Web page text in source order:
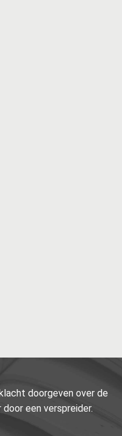
doorgeven over de
een verspreider.